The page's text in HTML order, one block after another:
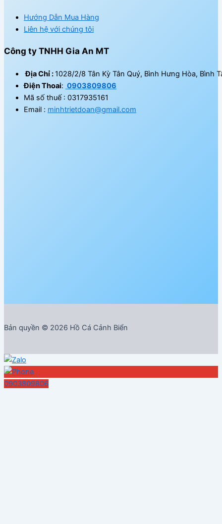
Hướng Dẫn Mua Hàng
Liên hệ với chúng tôi
Công ty TNHH Gia An MT
Địa Chỉ :1028/2/8 Tân Kỳ Tân Quý, Bình Hưng Hòa, Bình
Điện Thoai: 0903809806
Mã số thuế : 0317935161
Email : minhtrietdoan@gmail.com
Bản quyền © 2026 Hồ Cá Cảnh Biển
0903809806